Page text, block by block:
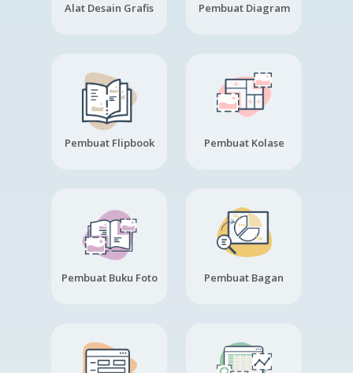
Alat Desain Grafis Pembuat Diagram
Pembuat Flipbook Pembuat Kolase
Pembuat Buku Foto Pembuat Bagan